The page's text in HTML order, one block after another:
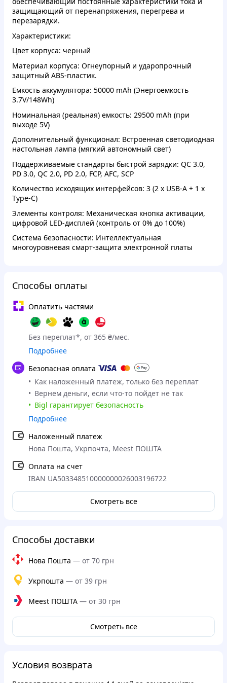
защищающий от перенапряжения, перегрева и
перезарядки.
Характеристики:
Цвет корпуса: черный
Материал корпуса: Огнеупорный и ударопрочный
защитный ABS-пластик.
Емкость аккумулятора: 50000 mAh (Энергоемкость
3.7V/148Wh)
Номинальная (реальная) емкость: 29500 mAh (при
выходе 5V)
Дополнительный функционал: Встроенная светодиодная
настольная лампа (мягкий автономный свет)
Поддерживаемые стандарты быстрой зарядки: QC 3.0,
PD 3.0, QC 2.0, PD 2.0, FCP, AFC, SCP
Количество исходящих интерфейсов: 3 (2 x USB-A + 1 x
Type-C)
Элементы контроля: Механическая кнопка активации,
цифровой LED-дисплей (контроль от 0% до 100%)
Система безопасности: Интеллектуальная
многоуровневая смарт-защита электронной платы
Способы оплаты
Оплатить частями
Без переплат*, от 365 ₴/мес.
Подробнее
Безопасная оплата
Как наложенный платеж, только без переплат
Вернем деньги, если что-то пойдет не так
Bigl гарантирует безопасность
Подробнее
Наложенный платеж
Нова Пошта, Укрпочта, Meest ПОШТА
Оплата на счет
IBAN UA503348510000000026003196722
Смотреть все
Способы доставки
Нова Пошта — от 70 грн
Укрпошта — от 39 грн
Meest ПОШТА — от 30 грн
Смотреть все
Условия возврата